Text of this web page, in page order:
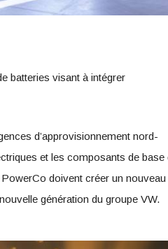
batteries visant à intégrer
d’approvisionnement nord-
et les composants de base
doivent créer un nouveau
génération du groupe VW.